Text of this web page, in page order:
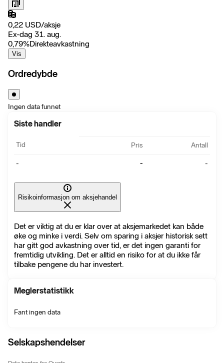
0,22 USD/aksje
Ex-dag 31. aug.
0,79%Direkteavkastning
Vis
Ordredybde
Ingen data funnet
Siste handler
Tid Pris Antall
- - -
Risikoinformasjon om aksjehandel
Det er viktig at du er klar over at aksjemarkedet kan både
øke og minke i verdi. Selv om sparing i aksjer historisk sett
har gitt god avkastning over tid, er det ingen garanti for
fremtidig utvikling. Det er alltid en risiko for at du ikke får
tilbake pengene du har investert.
Meglerstatistikk
Fant ingen data
Selskapshendelser